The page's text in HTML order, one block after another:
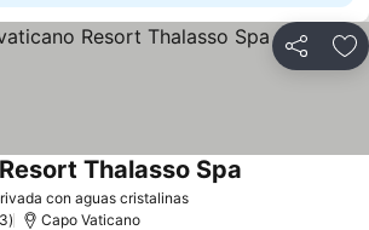
Compartir
con aguas cristalinas
Thalasso Spa
Capo Vaticano